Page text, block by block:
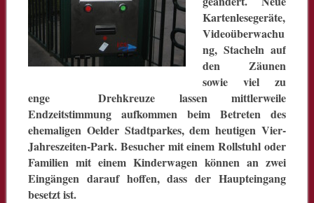
Kartenlesegeräte,
Videoüberwachu
ng, Stacheln auf
den Zäunen
sowie viel zu
enge Drehkreuze lassen mittlerweile
Endzeitstimmung aufkommen beim Betreten des
ehemaligen Oelder Stadtparkes, dem heutigen Vier-
Jahreszeiten-Park. Besucher mit einem Rollstuhl oder
Familien mit einem Kinderwagen können an zwei
Eingängen darauf hoffen, dass der Haupteingang
besetzt ist.